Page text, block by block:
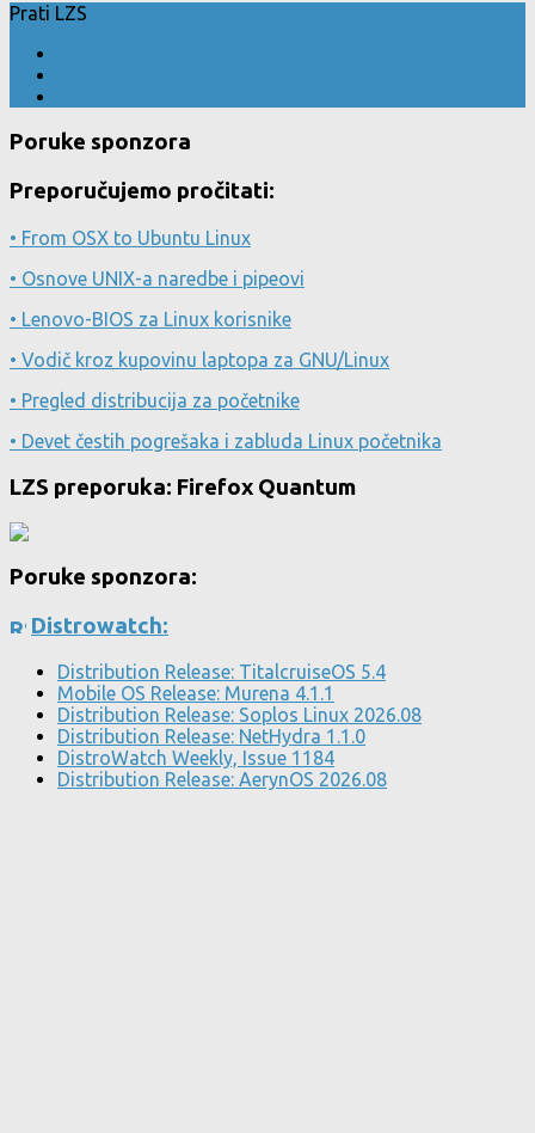
Prati LZS
Poruke sponzora
Preporučujemo pročitati:
• From OSX to Ubuntu Linux
• Osnove UNIX-a naredbe i pipeovi
• Lenovo-BIOS za Linux korisnike
• Vodič kroz kupovinu laptopa za GNU/Linux
• Pregled distribucija za početnike
• Devet čestih pogrešaka i zabluda Linux početnika
LZS preporuka: Firefox Quantum
Poruke sponzora:
Distrowatch:
Distribution Release: TitalcruiseOS 5.4
Mobile OS Release: Murena 4.1.1
Distribution Release: Soplos Linux 2026.08
Distribution Release: NetHydra 1.1.0
DistroWatch Weekly, Issue 1184
Distribution Release: AerynOS 2026.08